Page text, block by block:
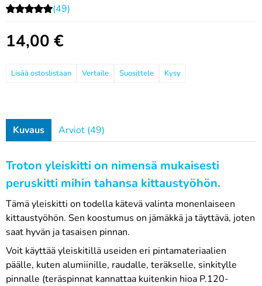
(49)
14,00 €
Vertaile Suosittele Kysy
Kuvaus Arviot (49)
Troton yleiskitti on nimensä mukaisesti
peruskitti mihin tahansa kittaustyöhön.
Tämä yleiskitti on todella kätevä valinta monenlaiseen
kittaustyöhön. Sen koostumus on jämäkkä ja täyttävä, joten
saat hyvän ja tasaisen pinnan.
Voit käyttää yleiskitillä useiden eri pintamateriaalien
päälle, kuten alumiinille, raudalle, teräkselle, sinkitylle
pinnalle (teräspinnat kannattaa kuitenkin hioa P.120-